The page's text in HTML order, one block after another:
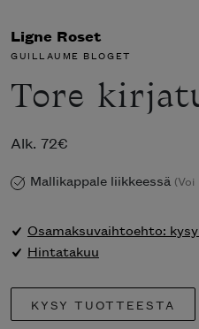
Ligne Roset
GUILLAUME BLOGET
Tore
Alk. 72€
Mallikappale liikkeessä
Osamaksuvaihtoehto:
Hintatakuu
KYSY TUOTTEESTA